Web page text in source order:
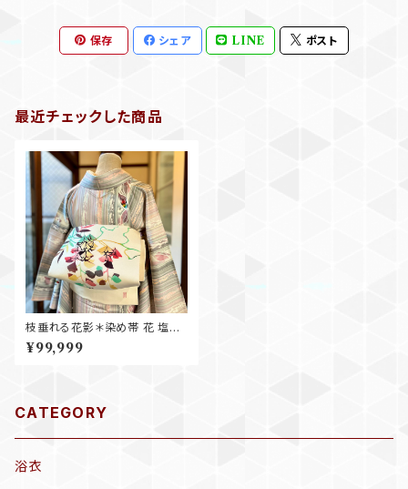
保存 シェア LINE ポスト
最近チェックした商品
枝垂れる花影＊染め帯 花 塩瀬
帯 名古屋帯 B229
¥99,999
CATEGORY
浴衣